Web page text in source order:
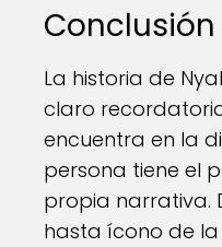
Conclusión
La historia de
claro
encuentra en la
persona tiene el
propia narrativa.
hasta ícono de